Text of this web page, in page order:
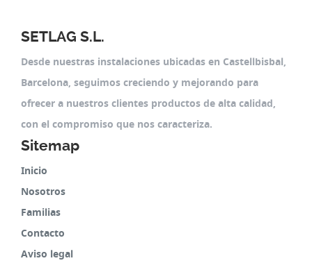
SETLAG S.L.
Desde nuestras instalaciones ubicadas en Castellbisbal,
Barcelona, seguimos creciendo y mejorando para
ofrecer a nuestros clientes productos de alta calidad,
con el compromiso que nos caracteriza.
Sitemap
Inicio
Nosotros
Familias
Contacto
Aviso legal